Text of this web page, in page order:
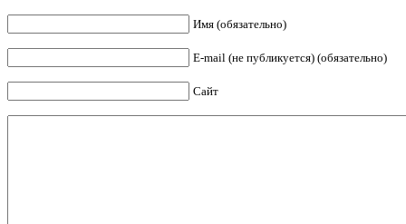
Имя (обязательно)
E-mail (не публикуется) (обязательно)
Сайт